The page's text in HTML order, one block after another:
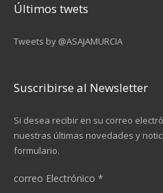
Últimos twets
Tweets by @ASAJAMURCIA
Suscribirse al Newsletter
Si desea recibir en su correo
nuestras últimas novedades y
formulario.
correo Electrónico *